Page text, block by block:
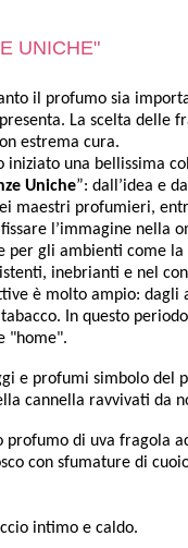
UNICHE"
il profumo sia
La scelta delle
estrema cura.
iniziato una bellissima
Uniche”: dall’idea e
maestri profumieri,
l’immagine nella
per gli ambienti come
inebrianti e nel
è molto ampio: dagli
In questo
"home".
e profumi simbolo del
cannella ravvivati da
profumo di uva fragola
con sfumature di
intimo e caldo.